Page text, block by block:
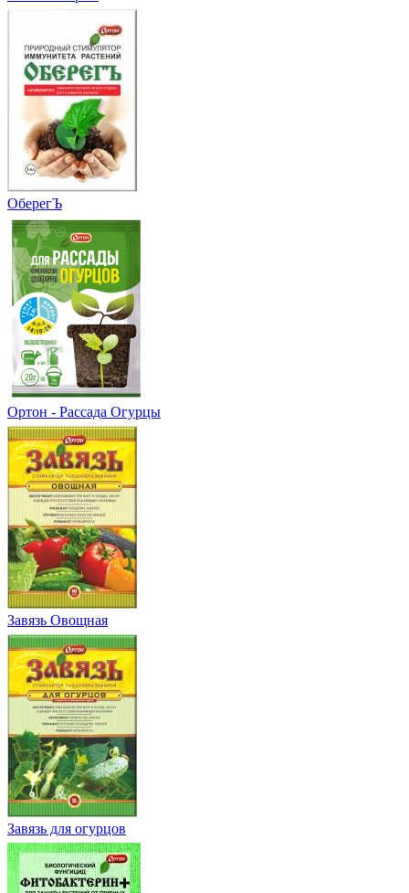
ОберегЪ
Ортон - Рассада Огурцы
Завязь Овощная
Завязь для огурцов